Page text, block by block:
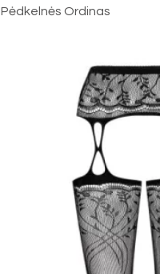
Pėdkelnės Ordinas